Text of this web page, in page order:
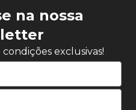
na nossa
exclusivas!